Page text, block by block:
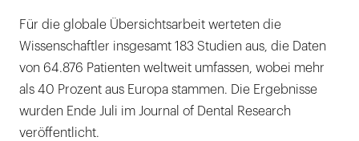
Für die globale Übersichtsarbeit werteten die
Wissenschaftler insgesamt 183 Studien aus, die Daten
von 64.876 Patienten weltweit umfassen, wobei mehr
als 40 Prozent aus Europa stammen. Die Ergebnisse
wurden Ende Juli im Journal of Dental Research
veröffentlicht.